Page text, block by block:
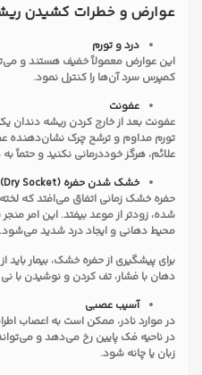
عوارض و خطرات کشیدن
درد و تورم
این عوارض معمولاً خفیف هستند و
کمپرس سرد آن‌ها را کنترل نمود.
عفونت
عفونت بعد از خارج کردن ریشه دندان
تورم مداوم و ترشح چرک
علائم، هرگز خوددرمانی نکنید و حتماً
خشک شدن حفره (Dry Socket)
حفره خشک زمانی اتفاق می‌افتد که
شده، زودتر از موعد بیفتد. این امر
محیط دهانی و ایجاد درد شدید می‌شود.
برای پیشگیری از حفره خشک، بیمار
دهان با فشار، تف کردن و نوشیدن با
آسیب عصبی
در موارد نادر، ممکن است به اعصاب
در ناحیه فک پایین رخ می‌دهد و
زبان یا چانه شود.